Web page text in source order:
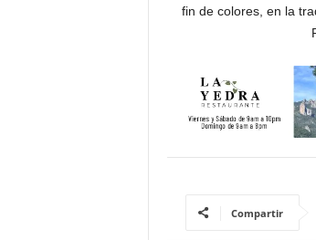
fin de colores, en la
Compartir